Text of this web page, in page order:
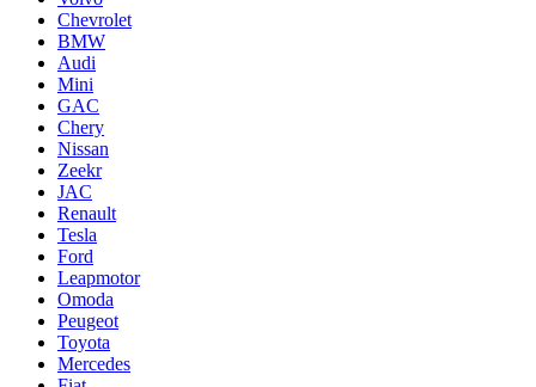
Chevrolet
BMW
Audi
Mini
GAC
Chery
Nissan
Zeekr
JAC
Renault
Tesla
Ford
Leapmotor
Omoda
Peugeot
Toyota
Mercedes